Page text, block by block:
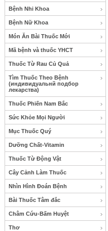
Bệnh Nhi Khoa
Bệnh Nữ Khoa
Món Ăn Bài Thuốc Mới
Mã bệnh và thuốc YHCT
Thuốc Từ Rau Củ Quả
Tìm Thuốc Theo Bệnh
(индивидуальнй подбор
лекарства)
Thuốc Phiến Nam Bắc
Sức Khỏe Mọi Người
Mục Thuốc Quý
Dưỡng Chất-Vitamin
Thuốc Từ Động Vật
Cây Cảnh Làm Thuốc
Nhìn Hình Đoán Bệnh
Bài Thuốc Tâm đắc
Châm Cứu-Bấm Huyệt
Thơ